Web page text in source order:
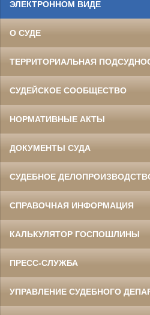
ЭЛЕКТРОННОМ ВИДЕ
О СУДЕ
ТЕРРИТОРИАЛЬНАЯ
СУДЕЙСКОЕ СООБЩЕСТВО
НОРМАТИВНЫЕ АКТЫ
ДОКУМЕНТЫ СУДА
СУДЕБНОЕ
СПРАВОЧНАЯ ИНФОРМАЦИЯ
КАЛЬКУЛЯТОР ГОСПОШЛИНЫ
ПРЕСС-СЛУЖБА
УПРАВЛЕНИЕ СУДЕБНОГО